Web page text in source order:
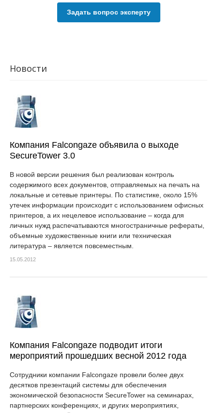
Задать вопрос эксперту
Новости
Компания Falcongaze объявила о выходе
SecureTower 3.0
В новой версии решения был реализован контроль
содержимого всех документов, отправляемых на печать на
локальные и сетевые принтеры. По статистике, около 15%
утечек информации происходит с использованием офисных
принтеров, а их нецелевое использование – когда для
личных нужд распечатываются многостраничные рефераты,
объемные художественные книги или техническая
литература – является повсеместным.
15.05.2012
Компания Falcongaze подводит итоги
мероприятий прошедших весной 2012 года
Сотрудники компании Falcongaze провели более двух
десятков презентаций системы для обеспечения
экономической безопасности SecureTower на семинарах,
партнерских конференциях, и других мероприятиях,